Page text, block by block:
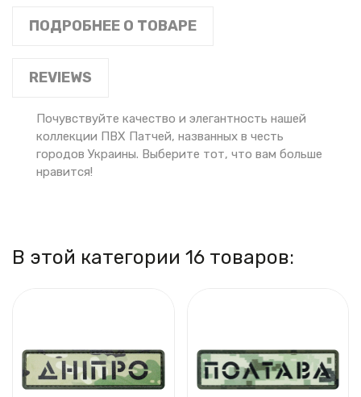
ПОДРОБНЕЕ О ТОВАРЕ
REVIEWS
Почувствуйте качество и элегантность нашей
коллекции ПВХ Патчей, названных в честь
городов Украины. Выберите тот, что вам больше
нравится!
В этой категории 16 товаров: